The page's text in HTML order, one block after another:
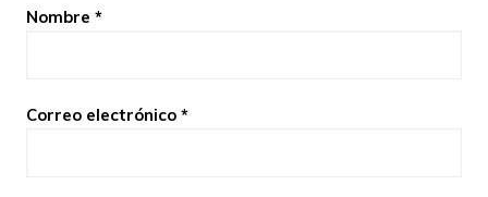
Nombre *
Correo electrónico *